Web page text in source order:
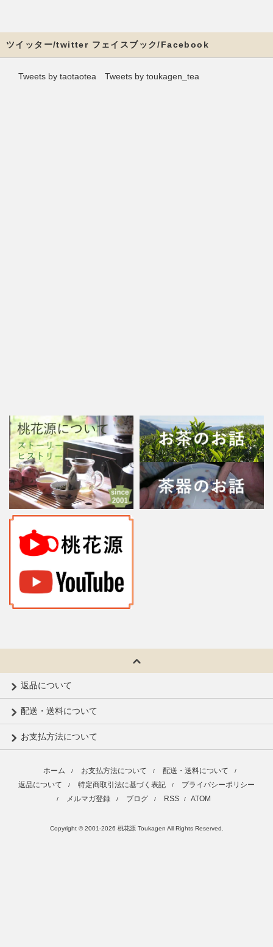
ツイッター/twitter フェイスブック/Facebook
Tweets by taotaotea Tweets by toukagen_tea
返品について
配送・送料について
お支払方法について
ホーム / お支払方法について / 配送・送料について /
返品について / 特定商取引法に基づく表記 / プライバシーポリシー
/ メルマガ登録 / ブログ / RSS / ATOM
Copyright © 2001-2026 桃花源 Toukagen All Rights Reserved.